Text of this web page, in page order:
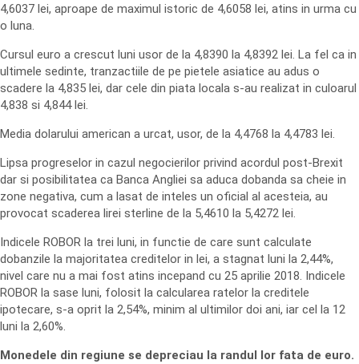
4,6037 lei, aproape de maximul istoric de 4,6058 lei, atins in urma cu
o luna.
Cursul euro a crescut luni usor de la 4,8390 la 4,8392 lei. La fel ca in
ultimele sedinte, tranzactiile de pe pietele asiatice au adus o
scadere la 4,835 lei, dar cele din piata locala s-au realizat in culoarul
4,838 si 4,844 lei.
Media dolarului american a urcat, usor, de la 4,4768 la 4,4783 lei.
Lipsa progreselor in cazul negocierilor privind acordul post-Brexit
dar si posibilitatea ca Banca Angliei sa aduca dobanda sa cheie in
zone negativa, cum a lasat de inteles un oficial al acesteia, au
provocat scaderea lirei sterline de la 5,4610 la 5,4272 lei.
Indicele ROBOR la trei luni, in functie de care sunt calculate
dobanzile la majoritatea creditelor in lei, a stagnat luni la 2,44%,
nivel care nu a mai fost atins incepand cu 25 aprilie 2018. Indicele
ROBOR la sase luni, folosit la calcularea ratelor la creditele
ipotecare, s-a oprit la 2,54%, minim al ultimilor doi ani, iar cel la 12
luni la 2,60%.
Monedele din regiune se depreciau la randul lor fata de euro.